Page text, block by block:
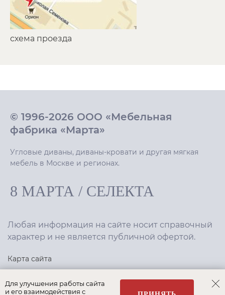
схема проезда
© 1996-2026 ООО «Мебельная
фабрика «Марта»
Угловые диваны, диваны-кровати и другая мягкая
мебель в Москве и регионах.
8 МАРТА / СЕЛЕКТА
Любая информация на сайте носит справочный
характер и не является публичной офертой.
Карта сайта
Политика конфиденциальности
Для улучшения работы сайта
и его взаимодействия с